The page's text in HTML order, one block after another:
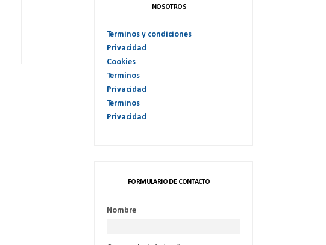
NOSOTROS
Terminos y condiciones
Privacidad
Cookies
Terminos
Privacidad
Terminos
Privacidad
FORMULARIO DE CONTACTO
Nombre